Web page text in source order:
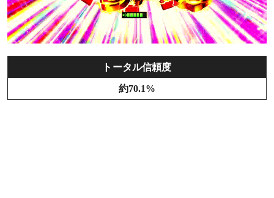
トータル信頼度
約70.1%